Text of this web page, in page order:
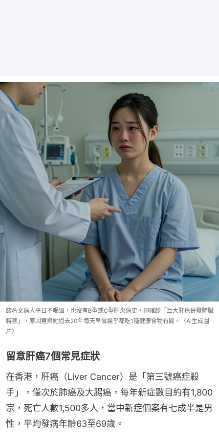
該名女病人平日不喝酒，也沒有B型或C型肝炎病史，卻確診「巨大肝癌併發肺臟
轉移」，原因竟與她過去20年每天早餐幾乎都吃1種健康食物有關。（AI生成圖
片）
留意肝癌7個常見症狀
在香港，肝癌（Liver Cancer）是「第三號癌症殺
手」，僅次於肺癌及大腸癌，每年新症數目約有1,800
宗，死亡人數1,500多人，當中新症個案有七成半是男
性，平均發病年齡63至69歲。